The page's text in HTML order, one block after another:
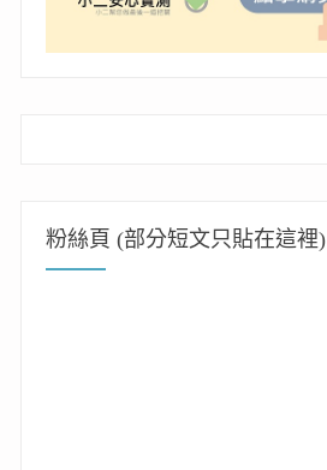
粉絲頁 (部分短文只貼在這裡)